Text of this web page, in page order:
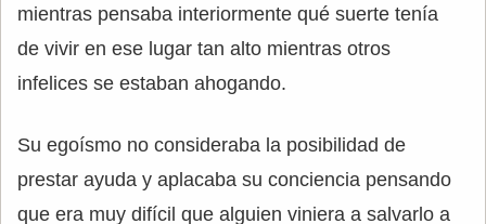
mientras pensaba interiormente qué suerte tenía
de vivir en ese lugar tan alto mientras otros
infelices se estaban ahogando.
Su egoísmo no consideraba la posibilidad de
prestar ayuda y aplacaba su conciencia pensando
que era muy difícil que alguien viniera a salvarlo a